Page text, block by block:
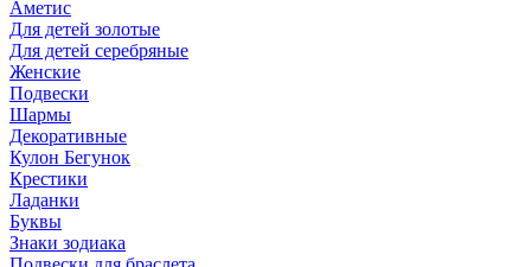
Аметис
Для детей золотые
Для детей серебряные
Женские
Подвески
Шармы
Декоративные
Кулон Бегунок
Крестики
Ладанки
Буквы
Знаки зодиака